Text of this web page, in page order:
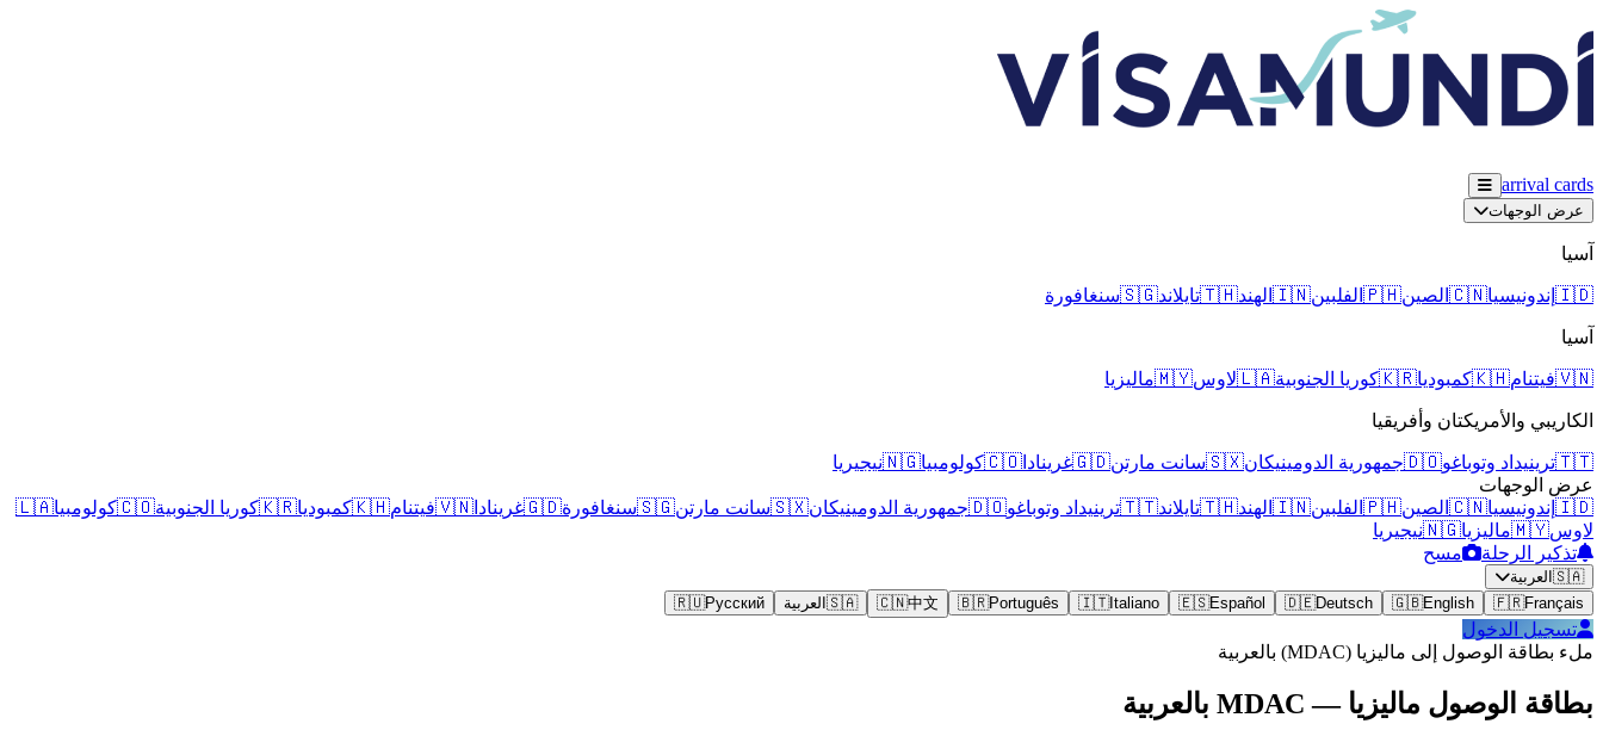
arrival cards
عرض الوجهات
آسيا
🇮🇩 إندونيسيا🇨🇳 الصين🇵🇭 الفلبين🇮🇳 الهند🇹🇭تايلاند🇸🇬سنغافورة
آسيا
🇻🇳فيتنام🇰🇭كمبوديا🇰🇷كوريا الجنوبية🇱🇦لاوس🇲🇾ماليزيا
الكاريبي والأمريكتان وأفريقيا
🇹🇹ترينيداد وتوباغو🇩🇴جمهورية الدومينيكان🇸🇽سانت مارتن🇬🇩غرينادا 🇨🇴كولومبيا🇳🇬نيجيريا
عرض الوجهات
🇮🇩 إندونيسيا🇨🇳 الصين🇵🇭 الفلبين🇮🇳 الهند🇹🇭تايلاند🇹🇹ترينيداد وتوباغو🇩🇴جمهورية الدومينيكان🇸🇽سانت مارتن🇸🇬سنغافورة🇬🇩غرينادا 🇻🇳فيتنام🇰🇭كمبوديا🇰🇷كوريا الجنوبية🇨🇴كولومبيا🇱🇦
لاوس🇲🇾ماليزيا🇳🇬نيجيريا
تذكير الرحلة
مسح
🇸🇦 العربية
🇫🇷Français
🇬🇧English
🇩🇪Deutsch
🇪🇸Español
🇮🇹Italiano
🇧🇷Português
🇨🇳中文
🇸🇦 العربية 🇷🇺Русский
تسجيل الدخول
ملء بطاقة الوصول إلى ماليزيا (MDAC) بالعربية
بطاقة الوصول ماليزيا — MDAC بالعربية